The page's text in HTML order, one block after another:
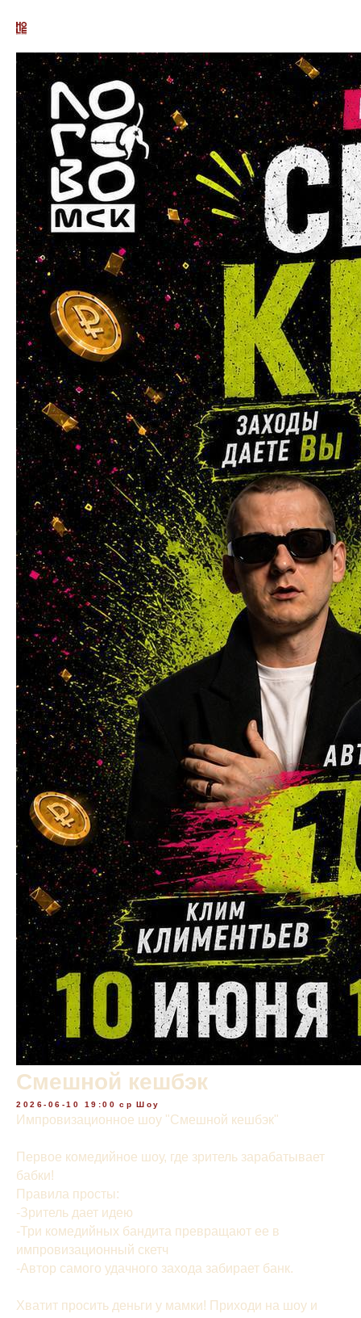
Смешной кешбэк
2026-06-10 19:00 ср Шоу
Импровизационное шоу "Смешной кешбэк"
Первое комедийное шоу, где зритель зарабатывает
бабки!
Правила просты:
-Зритель дает идею
-Три комедийных бандита превращают ее в
импровизационный скетч
-Автор самого удачного захода забирает банк.
Хватит просить деньги у мамки! Приходи на шоу и